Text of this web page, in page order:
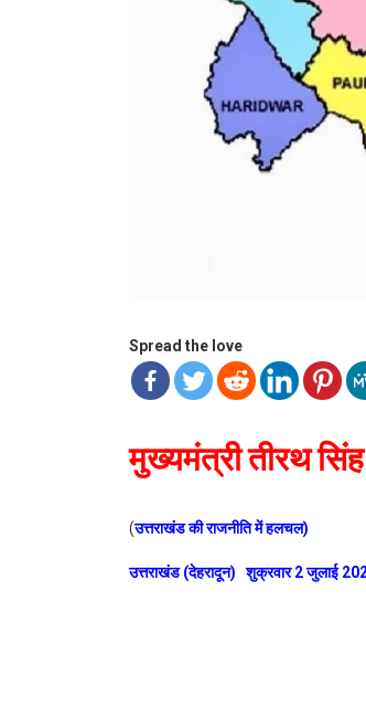
Spread the love
मुख्यमंत्री तीरथ
(उत्तराखंड की राजनीति में हलचल)
उत्तराखंड (देहरादून) शुक्रवार 2 जुलाई